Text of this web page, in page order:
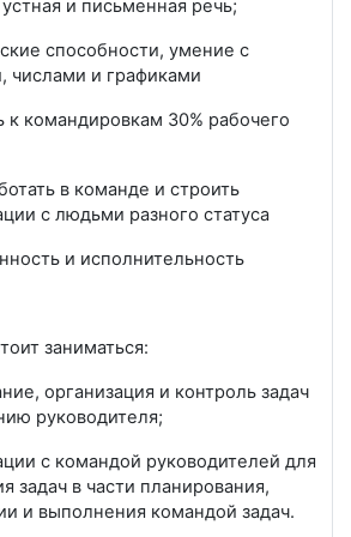
и письменная речь;
способности, умение с
числами и графиками
к командировкам 30% рабочего
в команде и строить
с людьми разного статуса
и исполнительность
заниматься:
организация и контроль задач
руководителя;
с командой руководителей для
задач в части планирования,
и выполнения командой задач.